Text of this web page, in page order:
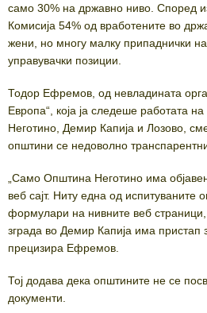
само 30% на државно ниво. Според
Комисија 54% од вработените во
жени, но многу малку припаднички
управувачки позиции.
Тодор Ефремов, од невладината
Европа“, која ја следеше работата
Неготино, Демир Капија и Лозово,
општини се недоволно
„Само Општина Неготино има
веб сајт. Ниту една од испитуваните
формулари на нивните веб
зграда во Демир Капија има пристап
прецизира Ефремов.
Тој додава дека општините не се
документи.